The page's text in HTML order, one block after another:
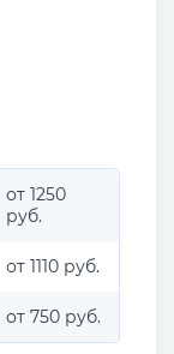
от 1250
руб.
от 1110 руб.
от 750 руб.